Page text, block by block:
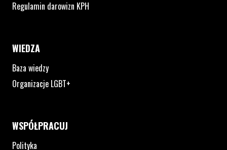
Regulamin darowizn KPH
WIEDZA
Baza wiedzy
Organizacje LGBT+
WSPÓŁPRACUJ
Polityka